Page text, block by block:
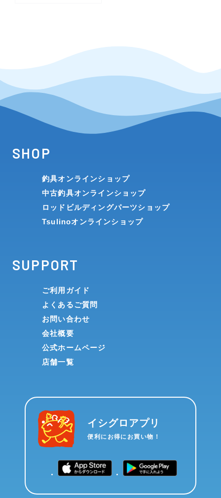
SHOP
釣具オンラインショップ
中古釣具オンラインショップ
ロッドビルディングパーツショップ
Tsulinoオンラインショップ
SUPPORT
ご利用ガイド
よくあるご質問
お問い合わせ
会社概要
公式ホームページ
店舗一覧
イシグロアプリ
便利にお得にお買い物！